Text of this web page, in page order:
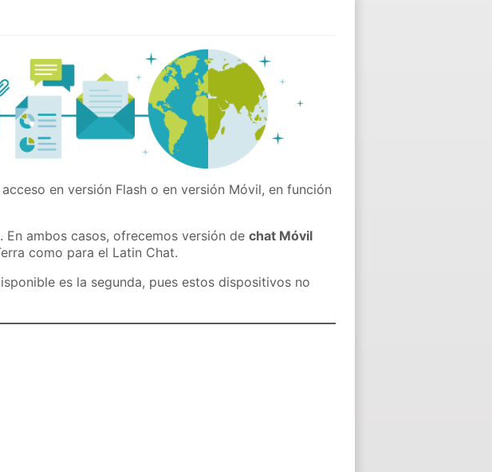
en versión Flash o en versión Móvil, en función
En ambos casos, ofrecemos versión dechat Móvil
como para el Latin Chat.
es la segunda, pues estos dispositivos no